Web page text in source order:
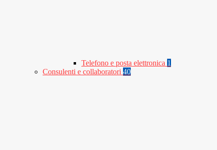
Telefono e posta elettronica 1
Consulenti e collaboratori 40